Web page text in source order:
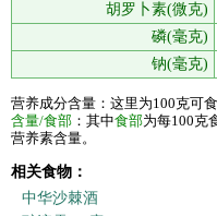
胡罗卜素(微克)
磷(毫克)
钠(毫克)
营养成分含量：这里为100克可
含量/食部 ：其中食部为每100克
营养素含量。
相关食物：
中华沙棘酒